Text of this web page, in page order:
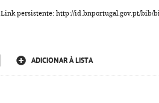
Link persistente: http://id.bnportugal.gov.pt/bib/
ADICIONAR À LISTA